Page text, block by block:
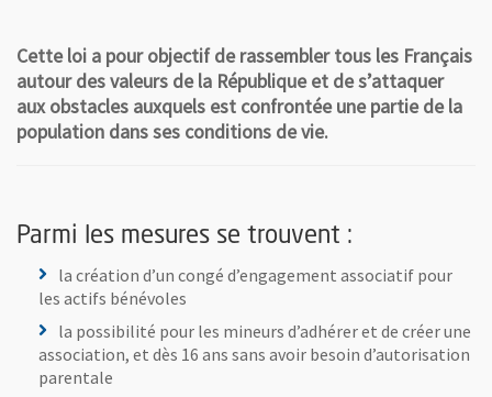
Cette loi a pour objectif de rassembler tous les Français
autour des valeurs de la République et de s’attaquer
aux obstacles auxquels est confrontée une partie de la
population dans ses conditions de vie.
Parmi les mesures se trouvent :
la création d’un congé d’engagement associatif pour
les actifs bénévoles
la possibilité pour les mineurs d’adhérer et de créer une
association, et dès 16 ans sans avoir besoin d’autorisation
parentale